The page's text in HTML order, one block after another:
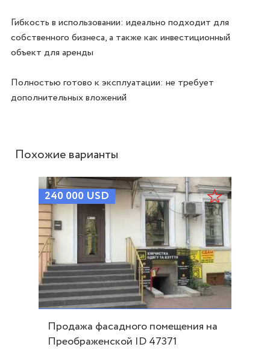
Гибкость в использовании: идеально подходит для
собственного бизнеса, а также как инвестиционный
объект для аренды
Полностью готово к эксплуатации: не требует
дополнительных вложений
Похожие варианты
240 000 USD
Продажа фасадного помещения на
Преображенской ID 47371